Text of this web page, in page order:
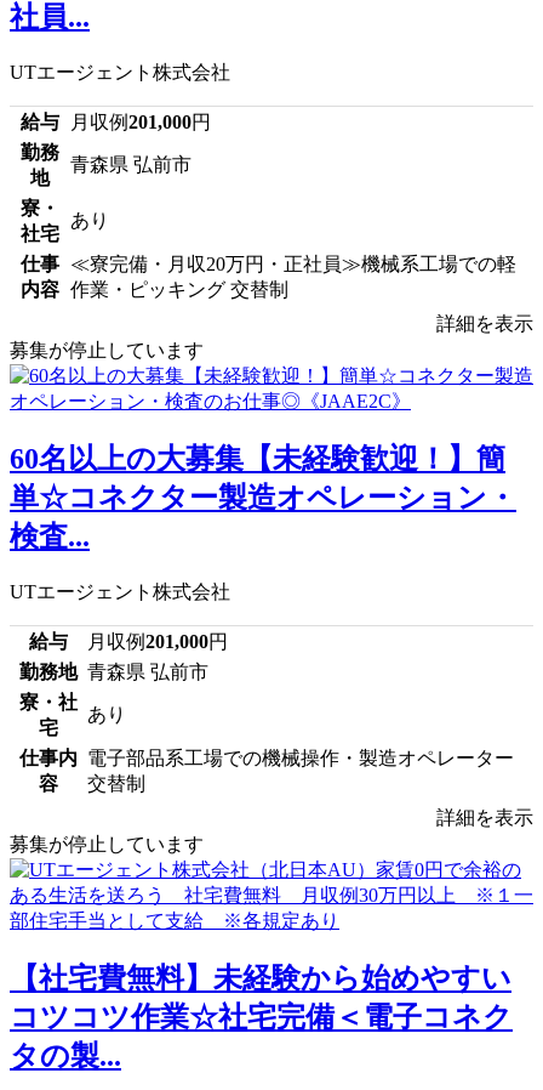
社員...
UTエージェント株式会社
給与 月収例201,000円
勤務
地
青森県 弘前市
寮・
社宅
あり
仕事
内容
≪寮完備・月収20万円・正社員≫機械系工場での軽
作業・ピッキング 交替制
詳細を表示
募集が停止しています
60名以上の大募集【未経験歓迎！】簡
単☆コネクター製造オペレーション・
検査...
UTエージェント株式会社
給与 月収例201,000円
勤務地 青森県 弘前市
寮・社
宅
あり
仕事内
容
電子部品系工場での機械操作・製造オペレーター
交替制
詳細を表示
募集が停止しています
【社宅費無料】未経験から始めやすい
コツコツ作業☆社宅完備＜電子コネク
タの製...